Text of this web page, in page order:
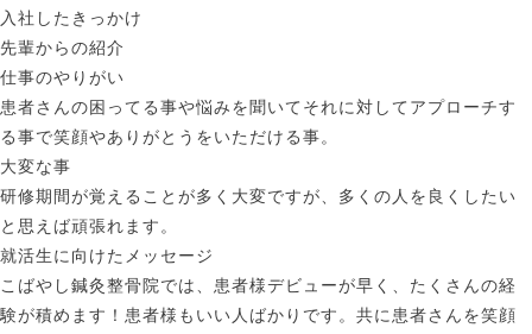
入社したきっかけ
先輩からの紹介
仕事のやりがい
患者さんの困ってる事や悩みを聞いてそれに対してアプローチす
る事で笑顔やありがとうをいただける事。
大変な事
研修期間が覚えることが多く大変ですが、多くの人を良くしたい
と思えば頑張れます。
就活生に向けたメッセージ
こばやし鍼灸整骨院では、患者様デビューが早く、たくさんの経
験が積めます！患者様もいい人ばかりです。共に患者さんを笑顔